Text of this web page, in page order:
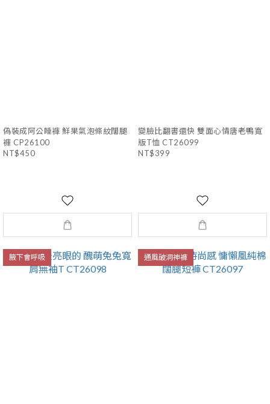
偽裝成阿公睡褲 鮮果氣泡條紋闊腿
褲 CP26100
NT$450
變臉比翻書還快 雙面心情唐老鴨寬
版T恤 CT26099
NT$399
腋下會呼吸 通風破洞神褲